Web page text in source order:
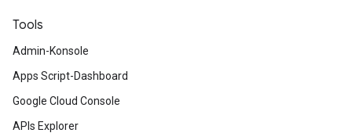
Tools
Admin-Konsole
Apps Script-Dashboard
Google Cloud Console
APIs Explorer